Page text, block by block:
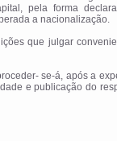
pela forma
a nacionalização.
que julgar
se-á, após a
e publicação do